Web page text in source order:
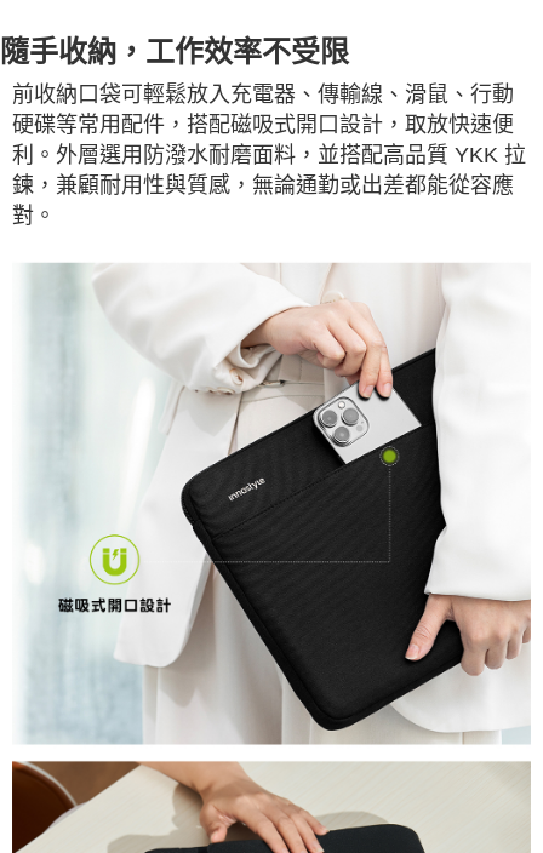
隨手收納，工作效率不受限
前收納口袋可輕鬆放入充電器、傳輸線、滑鼠、行動
硬碟等常用配件，搭配磁吸式開口設計，取放快速便
利。外層選用防潑水耐磨面料，並搭配高品質 YKK 拉
鍊，兼顧耐用性與質感，無論通勤或出差都能從容應
對。